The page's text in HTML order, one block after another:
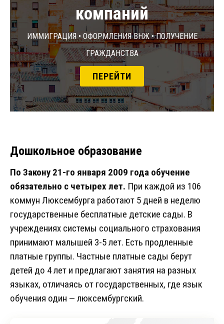
компаний
Иммиграция • Оформления ВНЖ • Получение
гражданства
ПЕРЕЙТИ
Дошкольное образование
По Закону 21-го января 2009 года обучение
обязательно с четырех лет. При каждой из 106
коммун Люксембурга работают 5 дней в неделю
государственные бесплатные детские сады. В
учреждениях системы социального страхования
принимают малышей 3-5 лет. Есть продленные
платные группы. Частные платные сады берут
детей до 4 лет и предлагают занятия на разных
языках, отличаясь от государственных, где язык
обучения один — люксембургский.